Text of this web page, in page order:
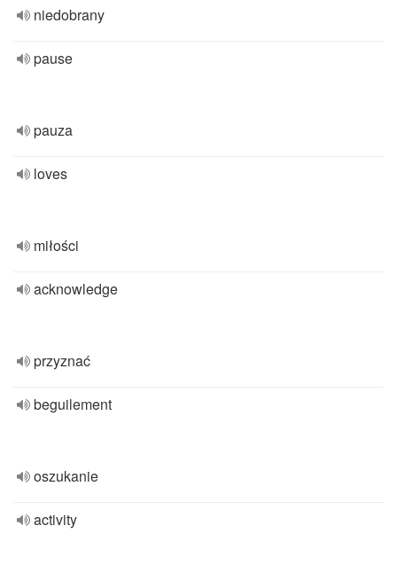
niedobrany
pause
pauza
loves
miłości
acknowledge
przyznać
beguilement
oszukanie
activity